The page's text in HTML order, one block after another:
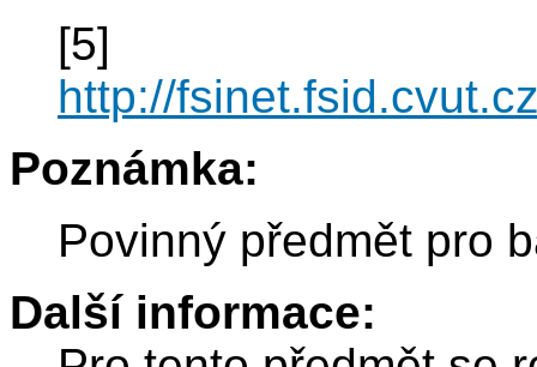
[5]
http://
Poznámka:
Povinný předmět pro
Další informace: